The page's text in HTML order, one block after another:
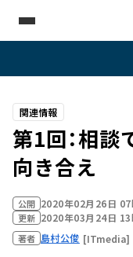
関連情報
第1回：相
向き合え
公開 2020年02月26日
更新 2020年03月24日
著者 島村公俊 [ITmedia]